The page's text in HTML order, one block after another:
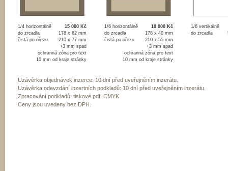
1/4 horizontálně
15 000 Kč
do zrcadla
178 x 62 mm
čistá po ořezu
210 x 77 mm
+3 mm spad
ochranná zóna pro text
10 mm od kraje stránky
1/6 horizontálně
10 000 Kč
do zrcadla
178 x 40 mm
čistá po ořezu
210 x 55 mm
+3 mm spad
ochranná zóna pro text
10 mm od kraje stránky
1/6 vertikálně
do zrcadla
Uzávěrka objednávek inzerce: 10 dní před uveřejněním inzerátu.
Uzávěrka odevzdání inzertních podkladů: 10 dní před uveřejněním inzerátu.
Zpracování podkladů: tiskové pdf, CMYK
Ceny jsou uvedeny bez DPH.